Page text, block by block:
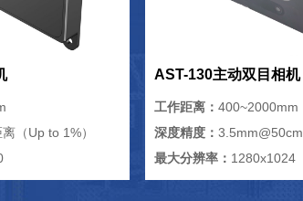
（Up to 1%）
AST-130主动双目相机
工作距离： 400~2000mm
深度精度： 3.5mm@50cm
最大分辨率： 1280x1024